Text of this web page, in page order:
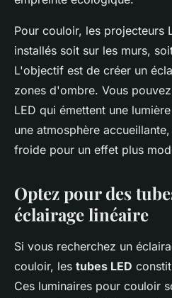
Pour couloir, les projecteurs
installés soit sur les murs,
L'objectif est de créer un
zones d'ombre. Vous
LED qui émettent une
une atmosphère
froide pour un effet plus
Optez pour des
éclairage linéaire
Si vous recherchez un
couloir, les tubes LED
Ces luminaires pour couloir